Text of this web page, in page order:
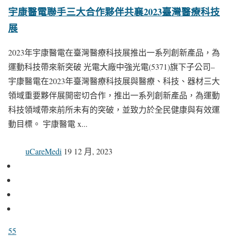
宇康醫電聯手三大合作夥伴共襄2023臺灣醫療科技
展
2023年宇康醫電在臺灣醫療科技展推出一系列創新產品，為
運動科技帶來新突破 光電大廠中強光電(5371)旗下子公司–
宇康醫電在2023年臺灣醫療科技展與醫療、科技、器材三大
領域重要夥伴展開密切合作，推出一系列創新產品，為運動
科技領域帶來前所未有的突破，並致力於全民健康與有效運
動目標。 宇康醫電 x...
uCareMedi 19 12 月, 2023
55